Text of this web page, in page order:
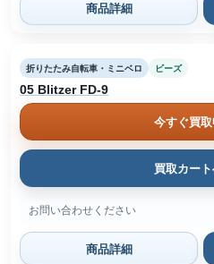
商品詳細
折りたたみ自転車・ミニベロ ビーズ
05 Blitzer FD-9
今すぐ買
買取カー
お問い合わせください
商品詳細